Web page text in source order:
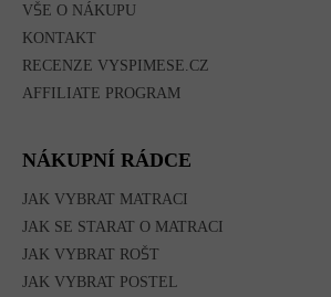
VŠE O NÁKUPU
KONTAKT
RECENZE VYSPIMESE.CZ
AFFILIATE PROGRAM
NÁKUPNÍ RÁDCE
JAK VYBRAT MATRACI
JAK SE STARAT O MATRACI
JAK VYBRAT ROŠT
JAK VYBRAT POSTEL